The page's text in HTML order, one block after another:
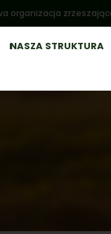
organizacja
NASZA STRUKTURA